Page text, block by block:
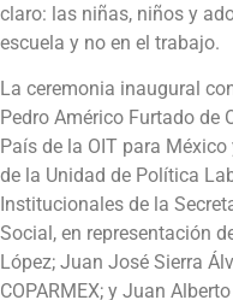
claro: las niñas, niños y
escuela y no en el trabajo.
La ceremonia inaugural
Pedro Américo Furtado de
País de la OIT para
de la Unidad de Política
Institucionales de la
Social, en representación
López; Juan José Sierra
COPARMEX; y Juan